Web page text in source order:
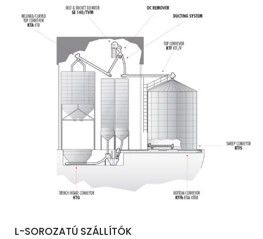
L-SOROZATÚ SZÁLLÍTÓK